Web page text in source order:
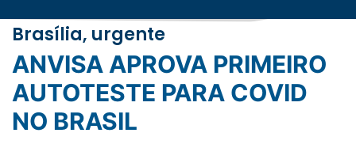
Brasília, urgente
ANVISA APROVA PRIMEIRO
AUTOTESTE PARA COVID
NO BRASIL